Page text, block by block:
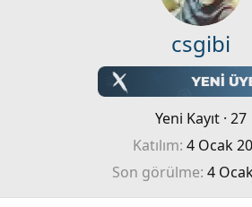
csgibi
Yeni Kayıt · 27
Katılım 4 Ocak
Son görülme 4